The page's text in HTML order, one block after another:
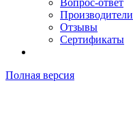
Вопрос-ответ
Производители
Отзывы
Сертификаты
Полная версия